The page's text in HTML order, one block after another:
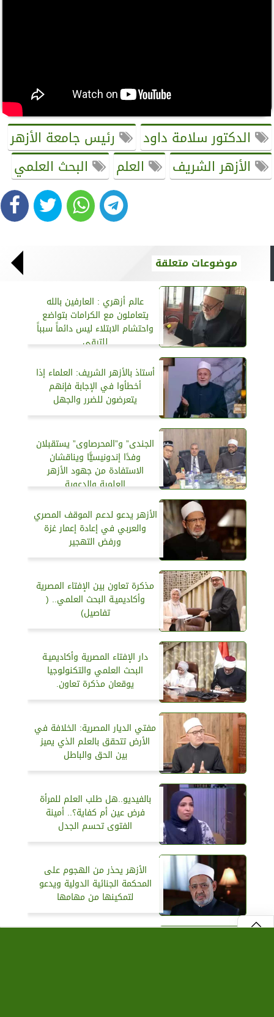
الدكتور سلامة داود
رئيس جامعة الأزهر
الأزهر الشريف
العلم البحث العلمي
موضوعات متعلقة
عالم أزهري : العارفين بالله
يتعاملون مع الكرامات بتواضع
واحتشام الابتلاء ليس دائماً سبباً
للترقي
أستاذ بالأزهر الشريف: العلماء إذا
أخطأوا في الإجابة فإنهم
يتعرضون للضرر والجهل
الجندى” و”المحرصاوى” يستقبلان
وفدًا إندونيسيًّا ويناقشان
الاستفادة من جهود الأزهر
العلمية والدعوية
الأزهر يدعو لدعم الموقف المصري
والعربي في إعادة إعمار غزة
ورفض التهجير
مذكرة تعاون بين الإفتاء المصرية
وأكاديميـة البحث العلمي.. (
تفاصيل)
دار الإفتاء المصرية وأكاديميـة
البحث العلمي والتكنولوجيا
يوقعان مذكرة تعاون.
مفتي الديار المصرية: الخلافة في
الأرض تتحقق بالعلم الذي يميز
بين الحق والباطل
بالفيديو..هل طلب العلم للمرأة
فرض عين أم كفاية؟.. أمينة
الفتوى تحسم الجدل
الأزهر يحذر من الهجوم على
المحكمة الجنائية الدولية ويدعو
لتمكينها من مهامها